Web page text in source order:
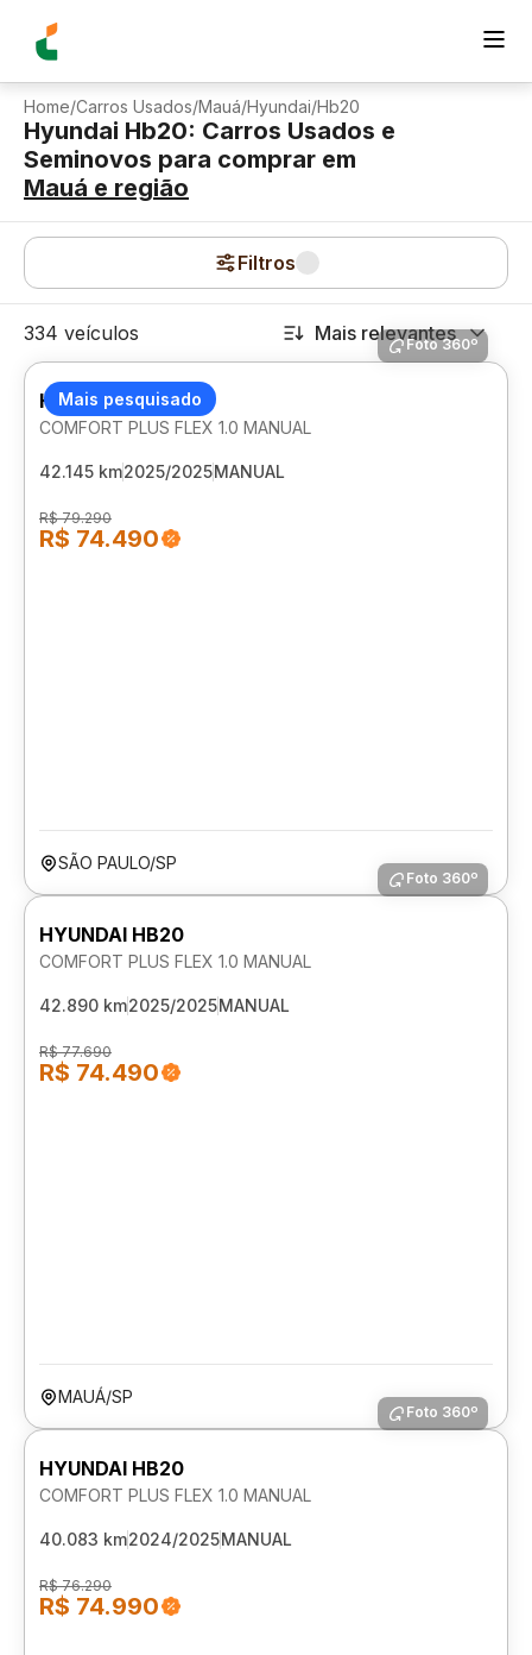
Home/Carros Usados/Mauá/Hyundai/Hb20
Hyundai Hb20: Carros Usados e
Seminovos para comprar em
Mauá e região
Filtros
334 veículos Mais relevantes
Mais pesquisado
Foto 360º
HYUNDAI HB20
COMFORT PLUS FLEX 1.0 MANUAL
42.145 km2025/2025MANUAL
R$ 79.290
R$ 74.490
SÃO PAULO/SP
Foto 360º
HYUNDAI HB20
COMFORT PLUS FLEX 1.0 MANUAL
42.890 km2025/2025MANUAL
R$ 77.690
R$ 74.490
MAUÁ/SP
Foto 360º
HYUNDAI HB20
COMFORT PLUS FLEX 1.0 MANUAL
40.083 km2024/2025MANUAL
R$ 76.290
R$ 74.990